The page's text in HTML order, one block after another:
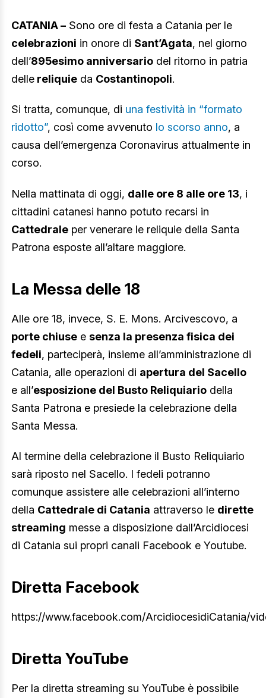
CATANIA – Sono ore di festa a Catania per le
celebrazioni in onore di Sant’Agata, nel giorno
dell’895esimo anniversario del ritorno in patria
delle reliquie da Costantinopoli.
Si tratta, comunque, di una festività in “formato
ridotto”, così come avvenuto lo scorso anno, a
causa dell’emergenza Coronavirus attualmente in
corso.
Nella mattinata di oggi, dalle ore 8 alle ore 13, i
cittadini catanesi hanno potuto recarsi in
Cattedrale per venerare le reliquie della Santa
Patrona esposte all’altare maggiore.
La Messa delle 18
Alle ore 18, invece, S. E. Mons. Arcivescovo, a
porte chiuse e senza la presenza fisica dei
fedeli, parteciperà, insieme all’amministrazione di
Catania, alle operazioni di apertura del Sacello
e all’esposizione del Busto Reliquiario della
Santa Patrona e presiede la celebrazione della
Santa Messa.
Al termine della celebrazione il Busto Reliquiario
sarà riposto nel Sacello. I fedeli potranno
comunque assistere alle celebrazioni all’interno
della Cattedrale di Catania attraverso le dirette
streaming messe a disposizione dall’Arcidiocesi
di Catania sui propri canali Facebook e Youtube.
Diretta Facebook
https://www.facebook.com/ArcidiocesidiCatania/
Diretta YouTube
Per la diretta streaming su YouTube è possibile